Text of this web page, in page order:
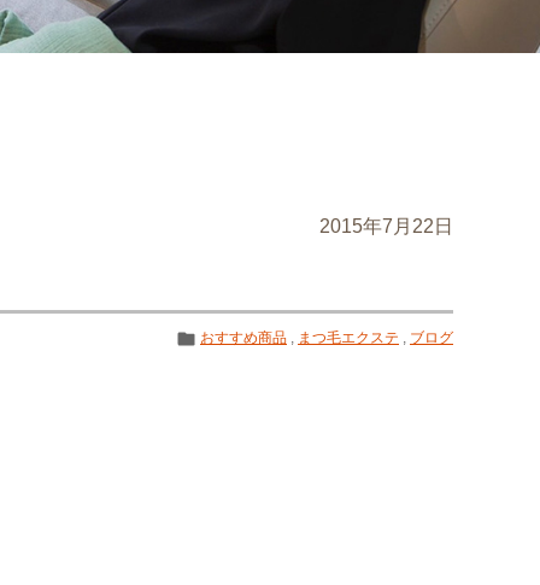
2015年7月22日
おすすめ商品 , まつ毛エクステ , ブログ